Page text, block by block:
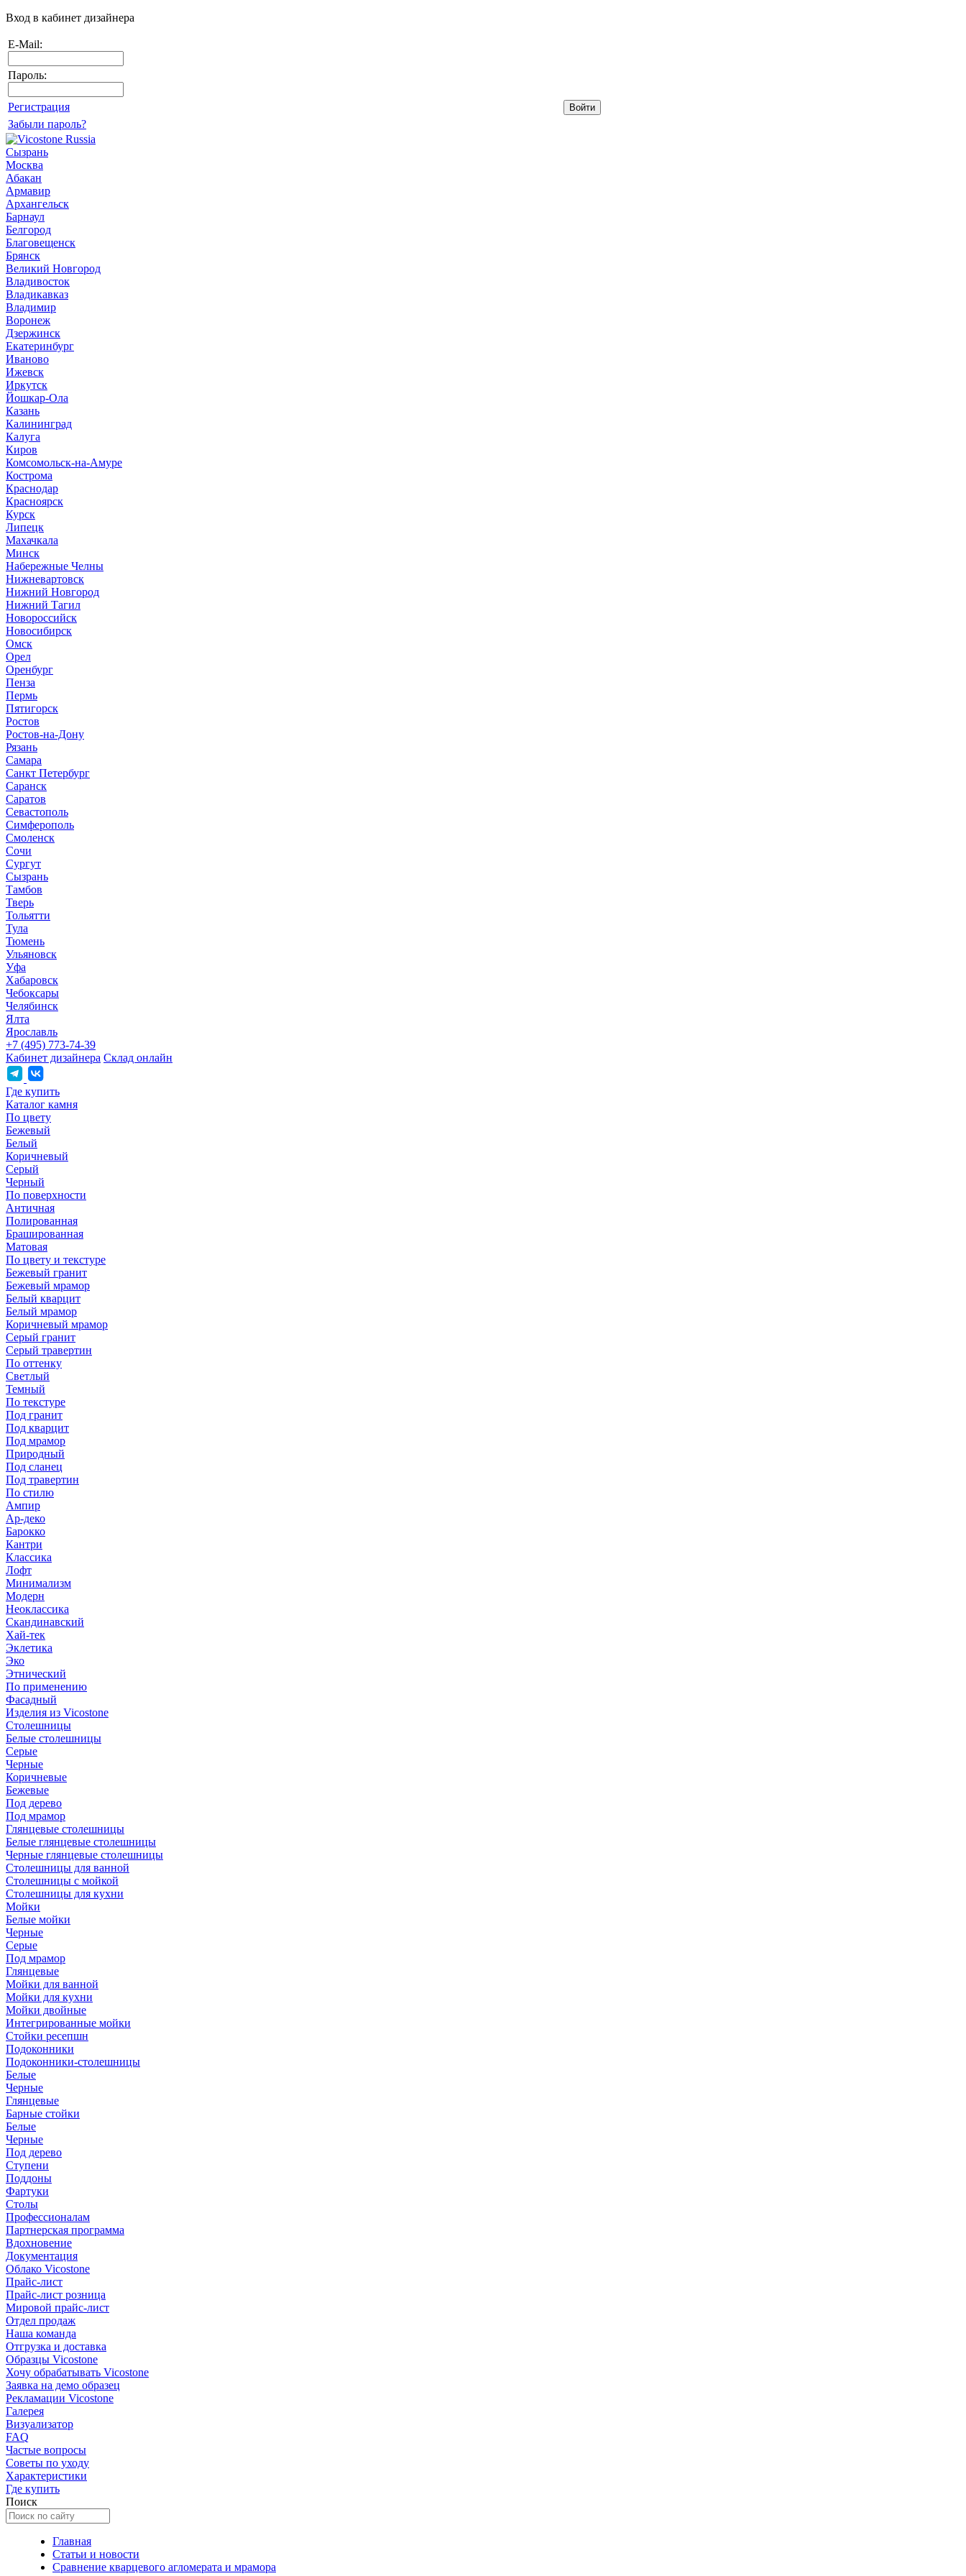
Вход в кабинет дизайнера
E-Mail:
Пароль:
Регистрация
Забыли пароль?
Сызрань
Москва
Абакан
Армавир
Архангельск
Барнаул
Белгород
Благовещенск
Брянск
Великий Новгород
Владивосток
Владикавказ
Владимир
Воронеж
Дзержинск
Екатеринбург
Иваново
Ижевск
Иркутск
Йошкар-Ола
Казань
Калининград
Калуга
Киров
Комсомольск-на-Амуре
Кострома
Краснодар
Красноярск
Курск
Липецк
Махачкала
Минск
Набережные Челны
Нижневартовск
Нижний Новгород
Нижний Тагил
Новороссийск
Новосибирск
Омск
Орел
Оренбург
Пенза
Пермь
Пятигорск
Ростов
Ростов-на-Дону
Рязань
Самара
Санкт Петербург
Саранск
Саратов
Севастополь
Симферополь
Смоленск
Сочи
Сургут
Сызрань
Тамбов
Тверь
Тольятти
Тула
Тюмень
Ульяновск
Уфа
Хабаровск
Чебоксары
Челябинск
Ялта
Ярославль
+7 (495) 773-74-39
Кабинет дизайнера Склад онлайн
Где купить
Каталог камня
По цвету
Бежевый
Белый
Коричневый
Серый
Черный
По поверхности
Античная
Полированная
Брашированная
Матовая
По цвету и текстуре
Бежевый гранит
Бежевый мрамор
Белый кварцит
Белый мрамор
Коричневый мрамор
Серый гранит
Серый травертин
По оттенку
Светлый
Темный
По текстуре
Под гранит
Под кварцит
Под мрамор
Природный
Под сланец
Под травертин
По стилю
Ампир
Ар-деко
Барокко
Кантри
Классика
Лофт
Минимализм
Модерн
Неоклассика
Скандинавский
Хай-тек
Эклетика
Эко
Этнический
По применению
Фасадный
Изделия из Vicostone
Столешницы
Белые столешницы
Серые
Черные
Коричневые
Бежевые
Под дерево
Под мрамор
Глянцевые столешницы
Белые глянцевые столешницы
Черные глянцевые столешницы
Столешницы для ванной
Столешницы с мойкой
Столешницы для кухни
Мойки
Белые мойки
Черные
Серые
Под мрамор
Глянцевые
Мойки для ванной
Мойки для кухни
Мойки двойные
Интегрированные мойки
Стойки ресепшн
Подоконники
Подоконники-столешницы
Белые
Черные
Глянцевые
Барные стойки
Белые
Черные
Под дерево
Ступени
Поддоны
Фартуки
Столы
Профессионалам
Партнерская программа
Вдохновение
Документация
Облако Vicostone
Прайс-лист
Прайс-лист розница
Мировой прайс-лист
Отдел продаж
Наша команда
Отгрузка и доставка
Образцы Vicostone
Хочу обрабатывать Vicostone
Заявка на демо образец
Рекламации Vicostone
Галерея
Визуализатор
FAQ
Частые вопросы
Советы по уходу
Характеристики
Где купить
Поиск
Главная
Статьи и новости
Сравнение кварцевого агломерата и мрамора